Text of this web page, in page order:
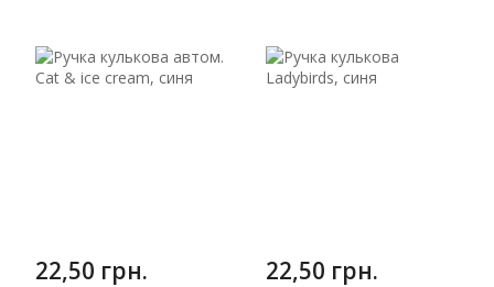
22,50 грн. 22,50 грн.